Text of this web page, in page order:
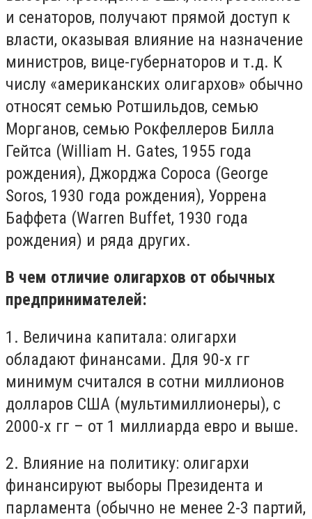
и сенаторов, получают прямой доступ к
власти, оказывая влияние на назначение
министров, вице-губернаторов и т.д. К
числу «американских олигархов» обычно
относят семью Ротшильдов, семью
Морганов, семью Рокфеллеров Билла
Гейтса (William H. Gates, 1955 года
рождения), Джорджа Сороса (George
Soros, 1930 года рождения), Уоррена
Баффета (Warren Buffet, 1930 года
рождения) и ряда других.
В чем отличие олигархов от обычных
предпринимателей:
1. Величина капитала: олигархи
обладают финансами. Для 90-х гг
минимум считался в сотни миллионов
долларов США (мультимиллионеры), с
2000-х гг – от 1 миллиарда евро и выше.
2. Влияние на политику: олигархи
финансируют выборы Президента и
парламента (обычно не менее 2-3 партий,